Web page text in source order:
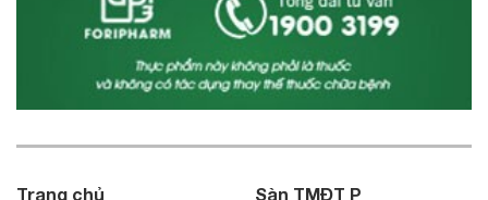
Trang chủ Sàn TMĐT P